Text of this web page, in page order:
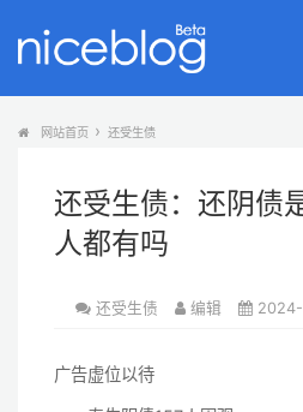
网站首页 还受生债
还受生债：还阴债
人都有吗
还受生债 编辑
广告虚位以待